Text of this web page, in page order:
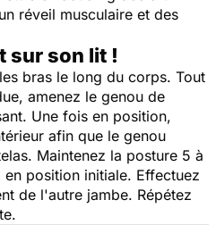
réveil musculaire et des
sur son lit !
bras le long du corps. Tout
amenez le genou de
Une fois en position,
afin que le genou
Maintenez la posture 5 à
position initiale. Effectuez
de l'autre jambe. Répétez